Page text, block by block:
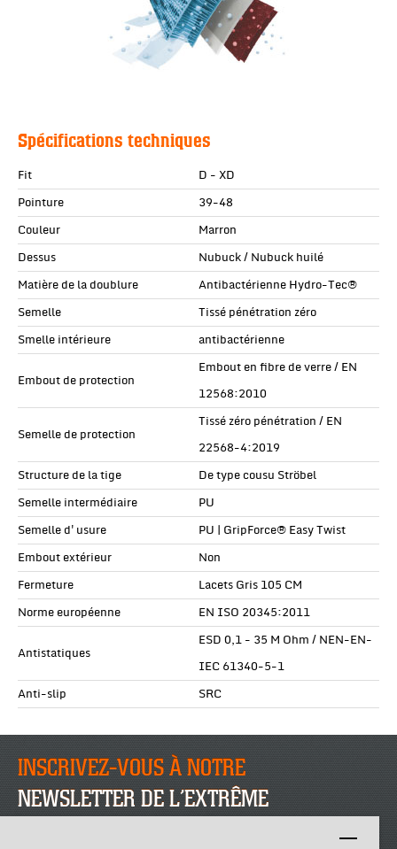
Spécifications techniques
Fit
D - XD
Pointure
39-48
Couleur
Marron
Dessus
Nubuck / Nubuck huilé
Matière de la doublure
Antibactérienne Hydro-Tec®
Semelle
Tissé pénétration zéro
Smelle intérieure
antibactérienne
Embout de protection
Embout en fibre de verre / EN
12568:2010
Semelle de protection
Tissé zéro pénétration / EN
22568-4:2019
Structure de la tige
De type cousu Ströbel
Semelle intermédiaire
PU
Semelle d'usure
PU | GripForce® Easy Twist
Embout extérieur
Non
Fermeture
Lacets Gris 105 CM
Norme européenne
EN ISO 20345:2011
Antistatiques
ESD 0,1 - 35 M Ohm / NEN-EN-
IEC 61340-5-1
Anti-slip
SRC
INSCRIVEZ-VOUS À NOTRE
NEWSLETTER DE L’EXTRÊME